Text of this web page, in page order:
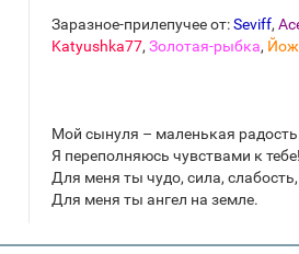
Заразное-прилепучее от:Seviff,
Katyushka77, Золотая-рыбка,
Мой сынуля – маленькая
Я переполняюсь чувствами к тебе!
Для меня ты чудо, сила, слабость,
Для меня ты ангел на земле.